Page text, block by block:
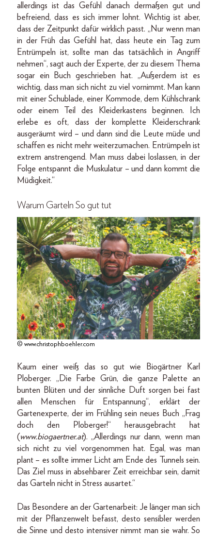
allerdings ist das Gefühl danach dermaßen gut und
befreiend, dass es sich immer lohnt. Wichtig ist aber,
dass der Zeitpunkt dafür wirklich passt. „Nur wenn man
in der Früh das Gefühl hat, dass heute ein Tag zum
Entrümpeln ist, sollte man das tatsächlich in Angriff
nehmen“, sagt auch der Experte, der zu diesem Thema
sogar ein Buch geschrieben hat. „Außerdem ist es
wichtig, dass man sich nicht zu viel vornimmt. Man kann
mit einer Schublade, einer Kommode, dem Kühlschrank
oder einem Teil des Kleiderkastens beginnen. Ich
erlebe es oft, dass der komplette Kleiderschrank
ausgeräumt wird – und dann sind die Leute müde und
schaffen es nicht mehr weiterzumachen. Entrümpeln ist
extrem anstrengend. Man muss dabei loslassen, in der
Folge entspannt die Muskulatur – und dann kommt die
Müdigkeit.“
Warum Garteln So gut tut
© www.christophboehler.com
Kaum einer weiß das so gut wie Biogärtner Karl
Ploberger. „Die Farbe Grün, die ganze Palette an
bunten Blüten und der sinnliche Duft sorgen bei fast
allen Menschen für Entspannung“, erklärt der
Gartenexperte, der im Frühling sein neues Buch „Frag
doch den Ploberger!“ herausgebracht hat
( www.biogaertner.at). „Allerdings nur dann, wenn man
sich nicht zu viel vorgenommen hat. Egal, was man
plant – es sollte immer Licht am Ende des Tunnels sein.
Das Ziel muss in absehbarer Zeit erreichbar sein, damit
das Garteln nicht in Stress ausartet.“
Das Besondere an der Gartenarbeit: Je länger man sich
mit der Pflanzenwelt befasst, desto sensibler werden
die Sinne und desto intensiver nimmt man sie wahr. So